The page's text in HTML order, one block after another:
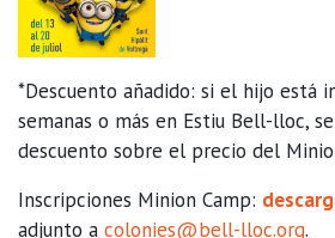
*Descuento añadido: si el hijo está
semanas o más en Estiu Bell-lloc,
descuento sobre el precio del
Inscripciones Minion Camp:
adjunto a colonies@bell-lloc.org.